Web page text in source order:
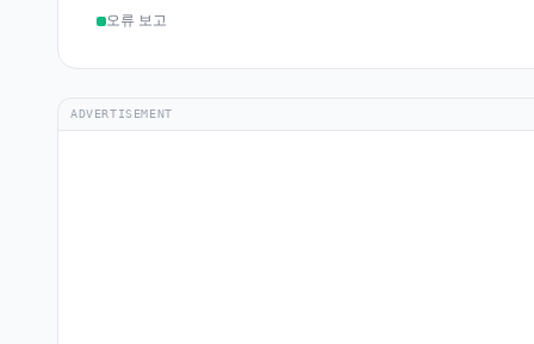
오류 보고
ADVERTISEMENT